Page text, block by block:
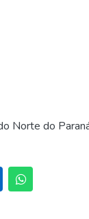
Norte do